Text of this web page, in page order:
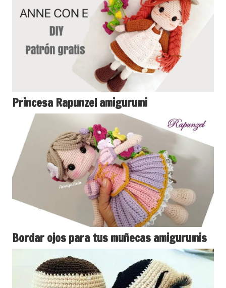
Princesa Rapunzel amigurumi
Bordar ojos para tus muñecas amigurumis